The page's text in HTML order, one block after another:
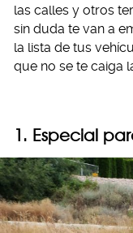
las calles y otros
sin duda te van a
la lista de tus
que no se te caiga
1. Especial